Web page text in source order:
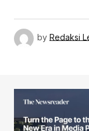
by Redaksi